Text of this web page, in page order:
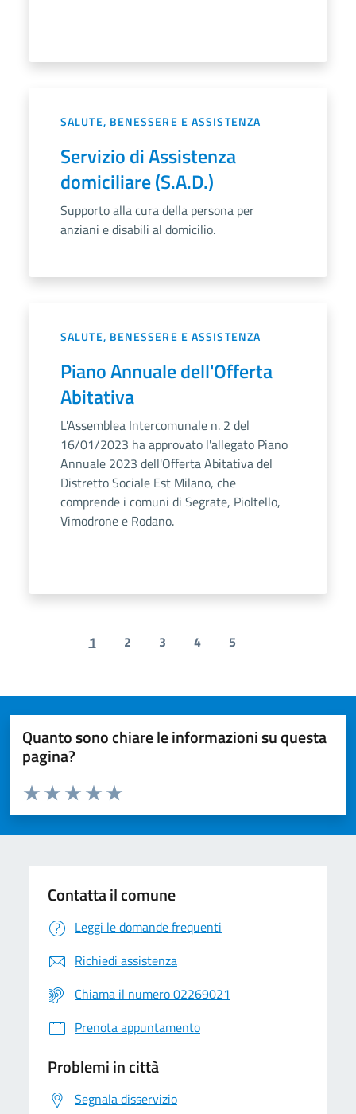
SALUTE, BENESSERE E ASSISTENZA
Servizio di Assistenza
domiciliare (S.A.D.)
Supporto alla cura della persona per
anziani e disabili al domicilio.
SALUTE, BENESSERE E ASSISTENZA
Piano Annuale dell'Offerta
Abitativa
L'Assemblea Intercomunale n. 2 del
16/01/2023 ha approvato l'allegato Piano
Annuale 2023 dell'Offerta Abitativa del
Distretto Sociale Est Milano, che
comprende i comuni di Segrate, Pioltello,
Vimodrone e Rodano.
Previous page
1 2 3 4 5
Quanto sono chiare le informazioni su questa
pagina?
Valuta da 1 a 5 stelle la pagina
Valuta 5 stelle su 5
Valuta 4 stelle su 5
Valuta 3 stelle su 5
Valuta 2 stelle su 5
Valuta 1 stelle su 5
Contatta il comune
Leggi le domande frequenti
Richiedi assistenza
Chiama il numero 02269021
Prenota appuntamento
Problemi in città
Segnala disservizio